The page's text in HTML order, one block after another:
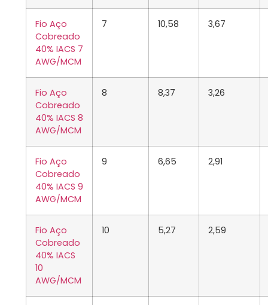
Fio Aço
Cobreado
40% IACS 7
AWG/MCM
7 10,58 3,67
Fio Aço
Cobreado
40% IACS 8
AWG/MCM
8 8,37 3,26
Fio Aço
Cobreado
40% IACS 9
AWG/MCM
9 6,65 2,91
Fio Aço
Cobreado
40% IACS
10
AWG/MCM
10 5,27 2,59